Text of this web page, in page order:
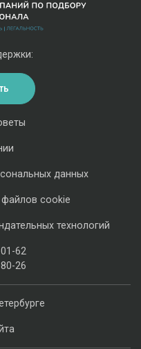
данных
файлов cookie
технологий
62
26